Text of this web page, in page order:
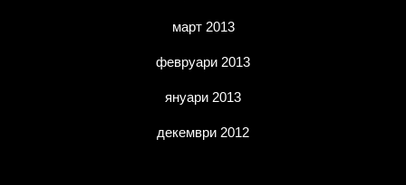
март 2013
февруари 2013
януари 2013
декември 2012